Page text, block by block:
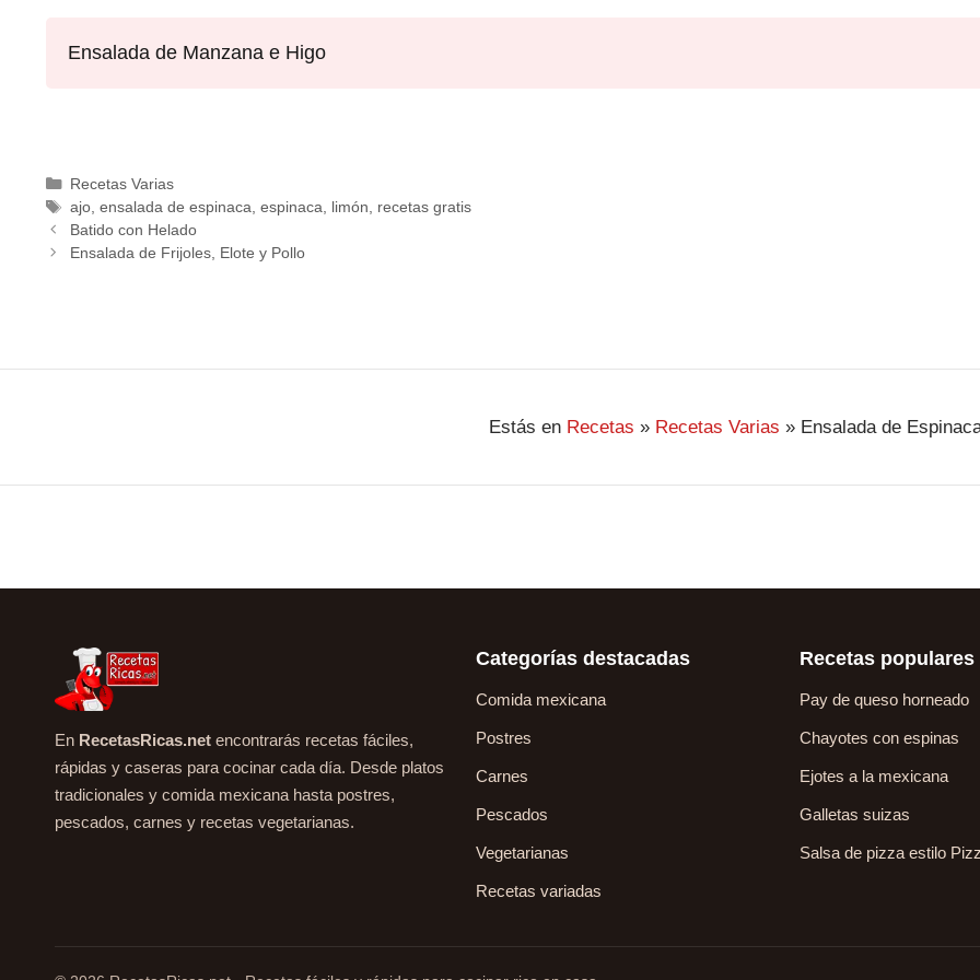
Ensalada de Manzana e Higo
Recetas Varias
ajo, ensalada de espinaca espinaca limón
recetas gratis
Batido con Helado
Ensalada de Frijoles, Elote y Pollo
Estás en Recetas » Recetas Varias » Ensalada de
En RecetasRicas.net encontrarás recetas fáciles,
rápidas y caseras para cocinar cada día. Desde platos
tradicionales y comida mexicana hasta postres,
pescados, carnes y recetas vegetarianas.
Categorías destacadas
Comida mexicana
Postres
Carnes
Pescados
Vegetarianas
Recetas variadas
Recetas populares
Pay de queso horneado
Chayotes con espinas
Ejotes a la mexicana
Galletas suizas
Salsa de pizza estilo